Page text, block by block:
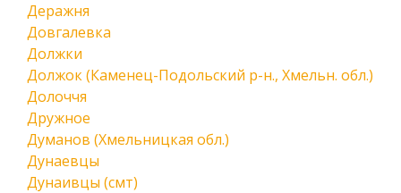
Деражня
Довгалевка
Должки
Должок (Каменец-Подольский р-н., Хмельн. обл.)
Долоччя
Дружное
Думанов (Хмельницкая обл.)
Дунаевцы
Дунаивцы (смт)